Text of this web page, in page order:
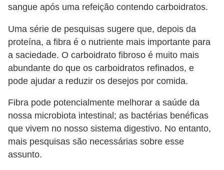
sangue após uma refeição contendo carboidratos.
Uma série de pesquisas sugere que, depois da
proteína, a fibra é o nutriente mais importante para
a saciedade. O carboidrato fibroso é muito mais
abundante do que os carboidratos refinados, e
pode ajudar a reduzir os desejos por comida.
Fibra pode potencialmente melhorar a saúde da
nossa microbiota intestinal; as bactérias benéficas
que vivem no nosso sistema digestivo. No entanto,
mais pesquisas são necessárias sobre esse
assunto.